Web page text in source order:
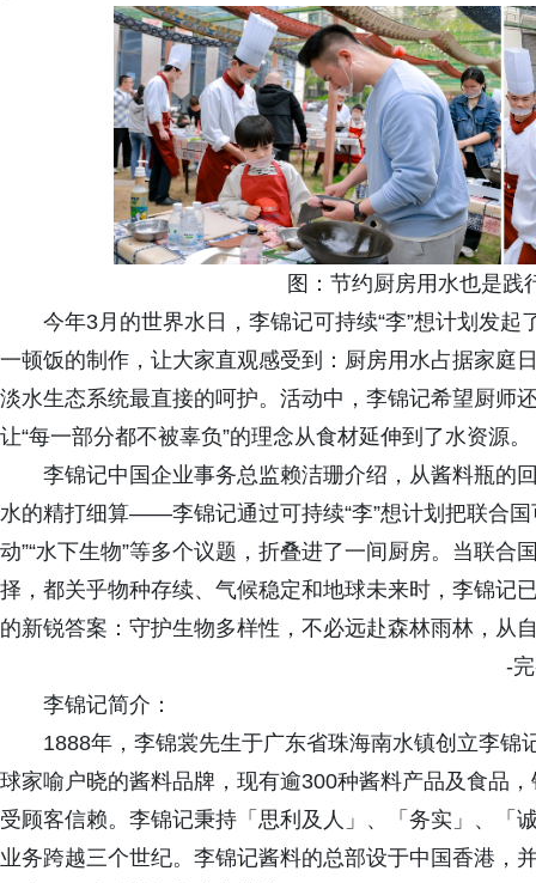
图：节约厨房用水也是践
今年3月的世界水日，李锦记可持续“李”想计划发
一顿饭的制作，让大家直观感受到：厨房用水占据家庭
淡水生态系统最直接的呵护。活动中，李锦记希望厨师
让“每一部分都不被辜负”的理念从食材延伸到了水资源。
李锦记中国企业事务总监赖洁珊介绍，从酱料瓶的
水的精打细算——李锦记通过可持续“李”想计划把联合国
动”“水下生物”等多个议题，折叠进了一间厨房。当联合
择，都关乎物种存续、气候稳定和地球未来时，李锦记
的新锐答案：守护生物多样性，不必远赴森林雨林，从
-
李锦记简介：
1888年，李锦裳先生于广东省珠海南水镇创立李
球家喻户晓的酱料品牌，现有逾300种酱料产品及食品
受顾客信赖。李锦记秉持「思利及人」、「务实」、「
业务跨越三个世纪。李锦记酱料的总部设于中国香港，